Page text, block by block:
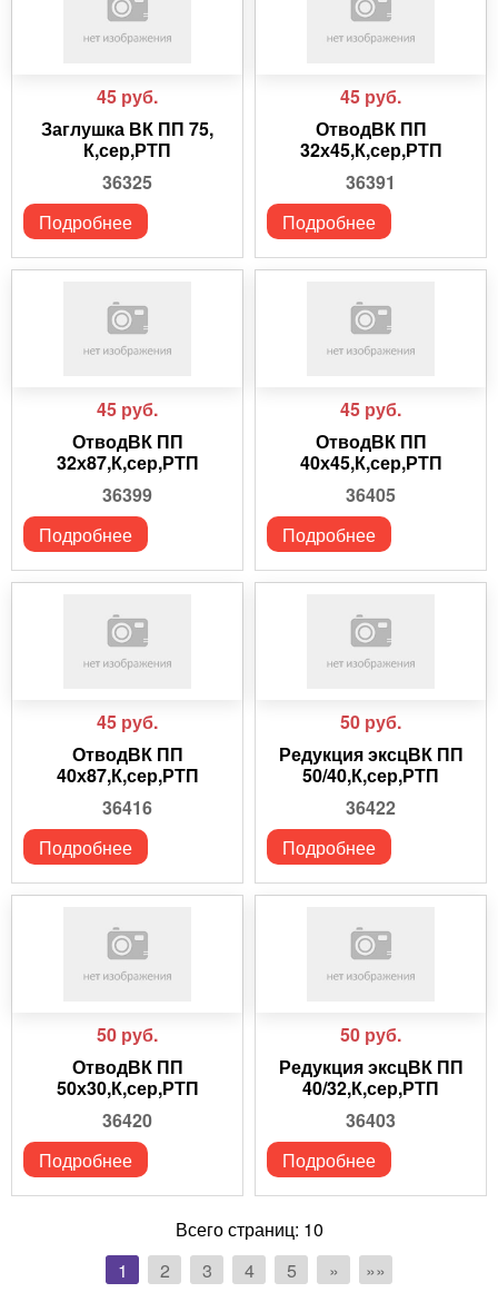
45 руб.
Заглушка ВК ПП 75,
К,сер,РТП
36325
Подробнее
45 руб.
ОтводВК ПП
32х45,К,сер,РТП
36391
Подробнее
45 руб.
ОтводВК ПП
32х87,К,сер,РТП
36399
Подробнее
45 руб.
ОтводВК ПП
40х45,К,сер,РТП
36405
Подробнее
45 руб.
ОтводВК ПП
40х87,К,сер,РТП
36416
Подробнее
50 руб.
Редукция эксцВК ПП
50/40,К,сер,РТП
36422
Подробнее
50 руб.
ОтводВК ПП
50х30,К,сер,РТП
36420
Подробнее
50 руб.
Редукция эксцВК ПП
40/32,К,сер,РТП
36403
Подробнее
Всего страниц: 10
1
2 3 4 5 » »»